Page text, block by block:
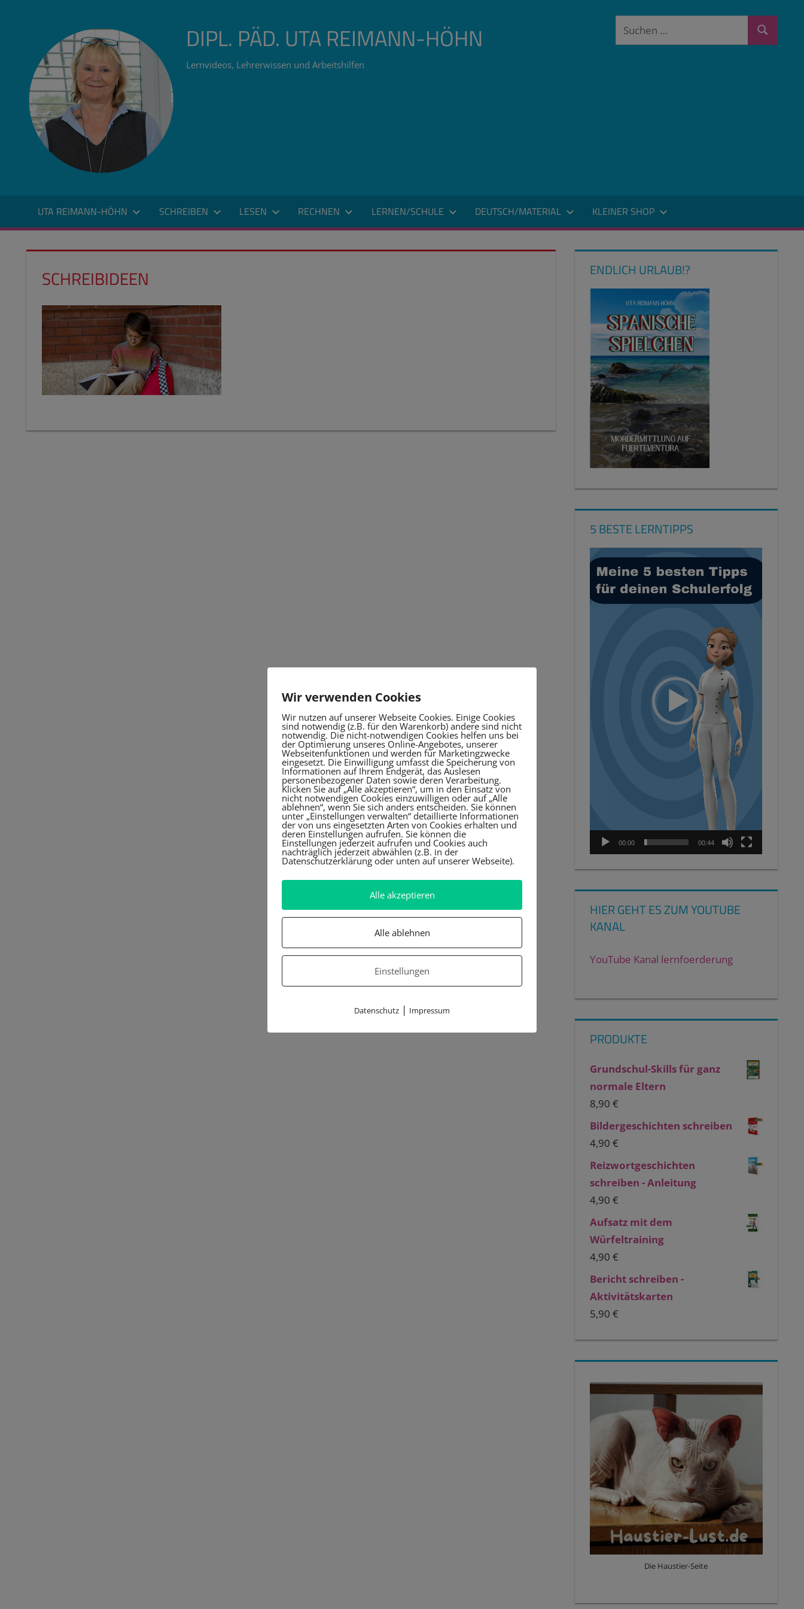
DIPL. PÄD. UTA REIMANN-HÖHN
Lernvideos, Lehrerwissen und Arbeitshilfen
Suchen
Suchen
UTA REIMANN-HÖHN SCHREIBEN LESEN RECHNEN LERNEN/SCHULE DEUTSCH/MATERIAL KLEINER SHOP
SCHREIBIDEEN ENDLICH URLAUB!?
5 BESTE LERNTIPPS
Video-
Player
00:00 00:44
HIER GEHT ES ZUM YOUTUBE
KANAL
YouTube Kanal lernfoerderung
PRODUKTE
Grundschul-Skills für ganz
normale Eltern
8,90€
Bildergeschichten schreiben
4,90€
Reizwortgeschichten
schreiben - Anleitung
4,90€
Aufsatz mit dem
Würfeltraining
4,90€
Bericht schreiben -
Aktivitätskarten
5,90€
Die Haustier-Seite
Wir verwenden Cookies
Wir nutzen auf unserer Webseite Cookies. Einige Cookies
sind notwendig (z.B. für den Warenkorb) andere sind nicht
notwendig. Die nicht-notwendigen Cookies helfen uns bei
der Optimierung unseres Online-Angebotes, unserer
Webseitenfunktionen und werden für Marketingzwecke
eingesetzt. Die Einwilligung umfasst die Speicherung von
Informationen auf Ihrem Endgerät, das Auslesen
personenbezogener Daten sowie deren Verarbeitung.
Klicken Sie auf „Alle akzeptieren“, um in den Einsatz von
nicht notwendigen Cookies einzuwilligen oder auf „Alle
ablehnen“, wenn Sie sich anders entscheiden. Sie können
unter „Einstellungen verwalten“ detaillierte Informationen
der von uns eingesetzten Arten von Cookies erhalten und
deren Einstellungen aufrufen. Sie können die
Einstellungen jederzeit aufrufen und Cookies auch
nachträglich jederzeit abwählen (z.B. in der
Datenschutzerklärung oder unten auf unserer Webseite).
Alle akzeptieren
Alle ablehnen
Einstellungen
Datenschutz | Impressum